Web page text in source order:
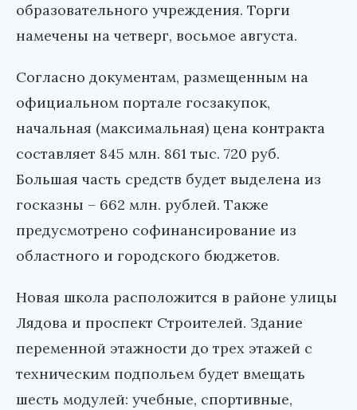
образовательного учреждения. Торги
намечены на четверг, восьмое августа.
Согласно документам, размещенным на
официальном портале госзакупок,
начальная (максимальная) цена контракта
составляет 845 млн. 861 тыс. 720 руб.
Большая часть средств будет выделена из
госказны – 662 млн. рублей. Также
предусмотрено софинансирование из
областного и городского бюджетов.
Новая школа расположится в районе улицы
Лядова и проспект Строителей. Здание
переменной этажности до трех этажей с
техническим подпольем будет вмещать
шесть модулей: учебные, спортивные,